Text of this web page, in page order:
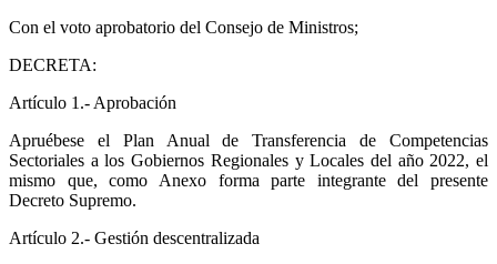
Con el voto aprobatorio del Consejo de Ministros;
DECRETA:
Artículo 1.- Aprobación
Apruébese el Plan Anual de Transferencia de Competencias
Sectoriales a los Gobiernos Regionales y Locales del año 2022, el
mismo que, como Anexo forma parte integrante del presente
Decreto Supremo.
Artículo 2.- Gestión descentralizada